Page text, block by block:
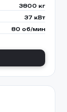
3800 кг
37 кВт
80 об/мин